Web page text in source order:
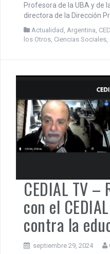
Profesora de la UBA y de
directora de la Dirección
Actualidad Argentina
los Otros Ciencias Sociales
CEDIAL TV –
con el
contra la
septiembre 29, 2024